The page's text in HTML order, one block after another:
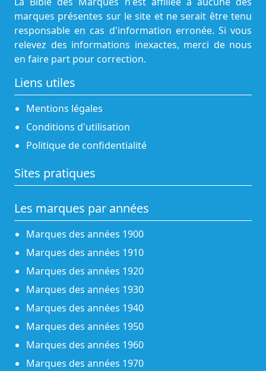
marques présentes sur le site et ne serait être tenu
responsable en cas d'information erronée. Si vous
relevez des informations inexactes, merci de nous
en faire part pour correction.
Liens utiles
Mentions légales
Conditions d'utilisation
Politique de confidentialité
Sites pratiques
Les marques par années
Marques des années 1900
Marques des années 1910
Marques des années 1920
Marques des années 1930
Marques des années 1940
Marques des années 1950
Marques des années 1960
Marques des années 1970